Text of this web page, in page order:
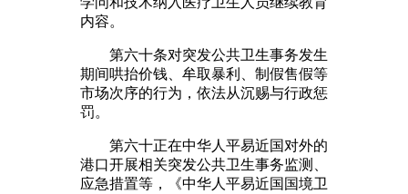
内容。
第六十条对突发公共卫生事务发生
期间哄抬价钱、牟取暴利、制假售假等
市场次序的行为，依法从沉赐与行政惩
罚。
第六十正在中华人平易近国对外的
港口开展相关突发公共卫生事务监测、
应急措置等，《中华人平易近国国境卫